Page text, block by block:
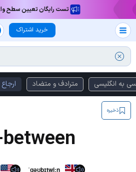
تست رایگان تعیین سطح
خرید اشتراک
به انگلیسی مترادف و متضاد ارجاع
ذخیره
ˈɡəʊbɪtwiːn